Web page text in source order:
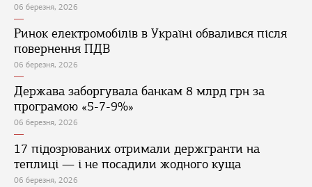
06 березня, 2026
Ринок електромобілів в Україні обвалився після
повернення ПДВ
06 березня, 2026
Держава заборгувала банкам 8 млрд грн за
програмою «5-7-9%»
06 березня, 2026
17 підозрюваних отримали держгранти на
теплиці — і не посадили жодного куща
06 березня, 2026